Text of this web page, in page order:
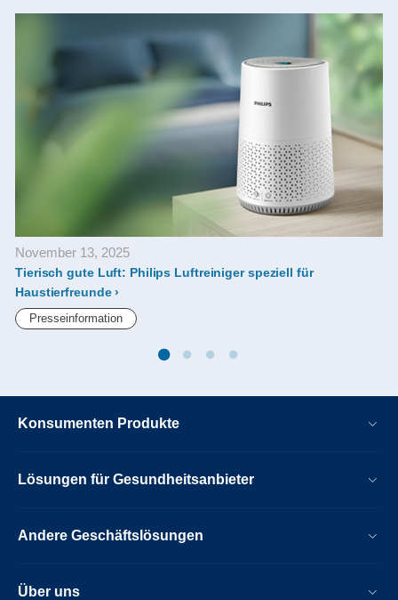
November 13, 2025
Tierisch gute Luft: Philips Luftreiniger speziell für
Haustierfreunde
Presseinformation
Konsumenten Produkte
Lösungen für Gesundheitsanbieter
Andere Geschäftslösungen
Über uns